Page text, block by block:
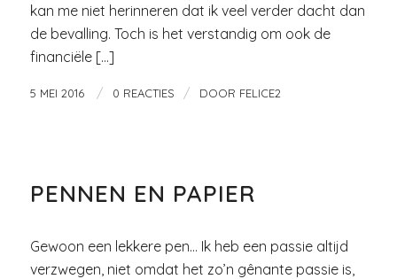
kan me niet herinneren dat ik veel verder dacht dan
de bevalling. Toch is het verstandig om ook de
financiële […]
5 MEI 2016 / 0 REACTIES / DOOR FELICE2
PENNEN EN PAPIER
Gewoon een lekkere pen… Ik heb een passie altijd
verzwegen, niet omdat het zo’n gênante passie is,